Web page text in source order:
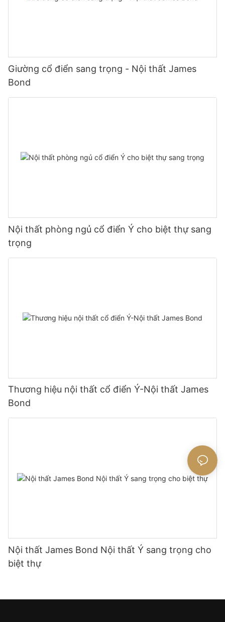
Giường cổ điển sang trọng - Nội thất James
Bond
Nội thất phòng ngủ cổ điển Ý cho biệt thự sang
trọng
Thương hiệu nội thất cổ điển Ý-Nội thất James
Bond
Nội thất James Bond Nội thất Ý sang trọng cho
biệt thự